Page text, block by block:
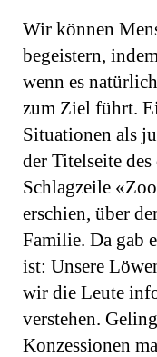
Wir können
begeistern,
wenn es
zum Ziel führt.
Situationen als
der Titelseite
Schlagzeile
erschien, über
Familie. Da gab
ist: Unsere
wir die Leute
verstehen.
Konzessionen